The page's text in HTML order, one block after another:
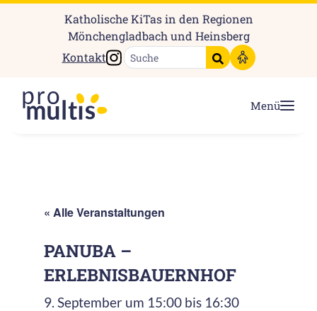
Katholische KiTas in den Regionen
Mönchengladbach und Heinsberg
Kontakt
Instagram
Suche starten
Menü
« Alle Veranstaltungen
PANUBA –
ERLEBNISBAUERNHOF
9. September um 15:00 bis 16:30